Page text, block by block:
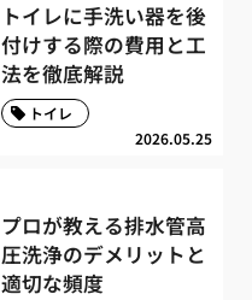
トイレに手洗い器を後
付けする際の費用と工
法を徹底解説
2026.05.25
トイレ
プロが教える排水管高
圧洗浄のデメリットと
適切な頻度